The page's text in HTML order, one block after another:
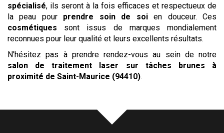
spécialisé, ils seront à la fois efficaces et respectueux de
la peau pour prendre soin de soien douceur. Ces
cosmétiques sont issus de marques mondialement
reconnues pour leur qualité et leurs excellents résultats.
N'hésitez pas à prendre rendez-vous au sein de notre
salon
de traitement laser sur tâches brunes
à
proximité de Saint-Maurice (94410).